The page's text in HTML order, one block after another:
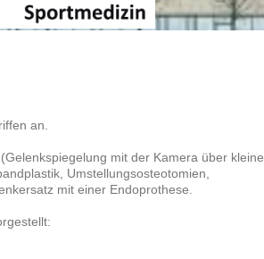
an.
mit der Kamera über kleine
Umstellungsosteotomien,
mit einer Endoprothese.